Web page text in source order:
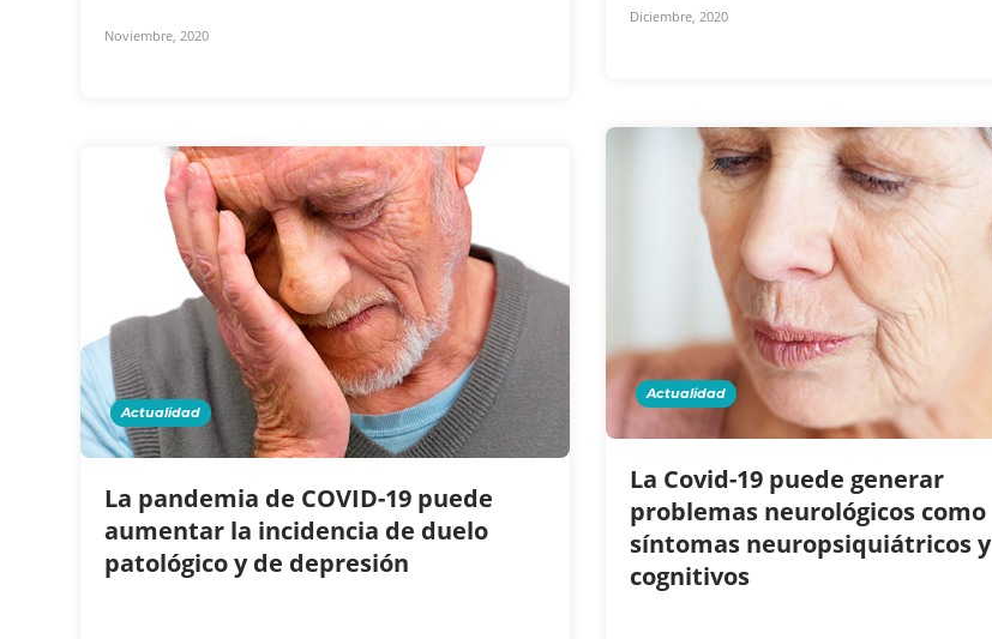
Diciembre, 2020
Noviembre, 2020
Actualidad
La Covid-19 puede generar
problemas neurológicos como
síntomas neuropsiquiátricos y
cognitivos
Actualidad
La pandemia de COVID-19 puede
aumentar la incidencia de duelo
patológico y de depresión